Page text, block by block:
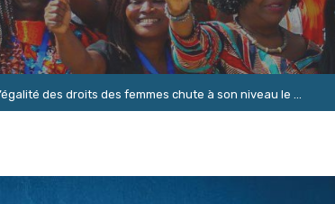
des droits des femmes chute à son niveau le ...